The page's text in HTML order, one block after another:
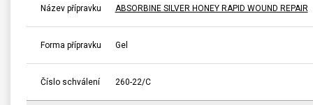
Název přípravku ABSORBINE SILVER HONEY RAPID WOUND REPAIR
Forma přípravku Gel
Číslo schválení 260-22/C